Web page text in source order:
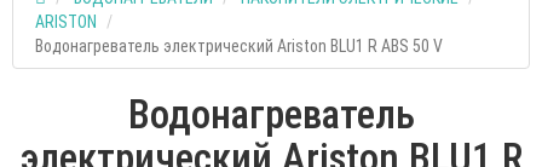
ARISTON
Водонагреватель электрический Ariston BLU1 R ABS 50 V
Водонагреватель